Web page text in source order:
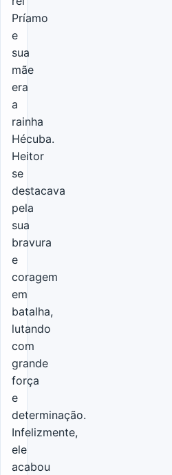
Príamo
e
sua
mãe
era
a
rainha
Hécuba.
Heitor
se
destacava
pela
sua
bravura
e
coragem
em
batalha,
lutando
com
grande
força
e
determinação.
Infelizmente,
ele
acabou